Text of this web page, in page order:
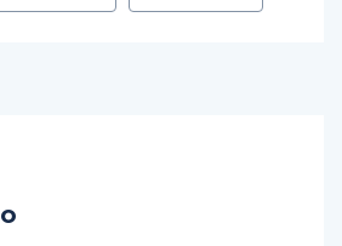
Arena Tale Of Us